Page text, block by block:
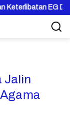
EG DAN PN
Jalin